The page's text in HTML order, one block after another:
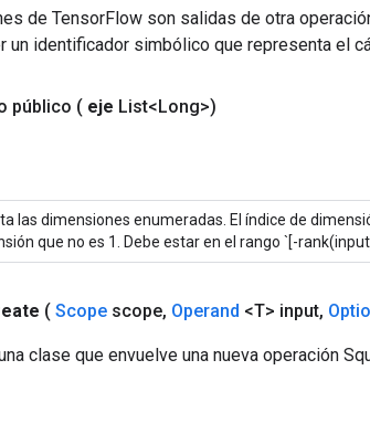
de TensorFlow son salidas de otra
un identificador simbólico que representa el
público ( eje List<Long>)
las dimensiones enumeradas. El índice de
que no es 1. Debe estar en el rango `[-
( Scope scope, Operand <T> input,
clase que envuelve una nueva operación